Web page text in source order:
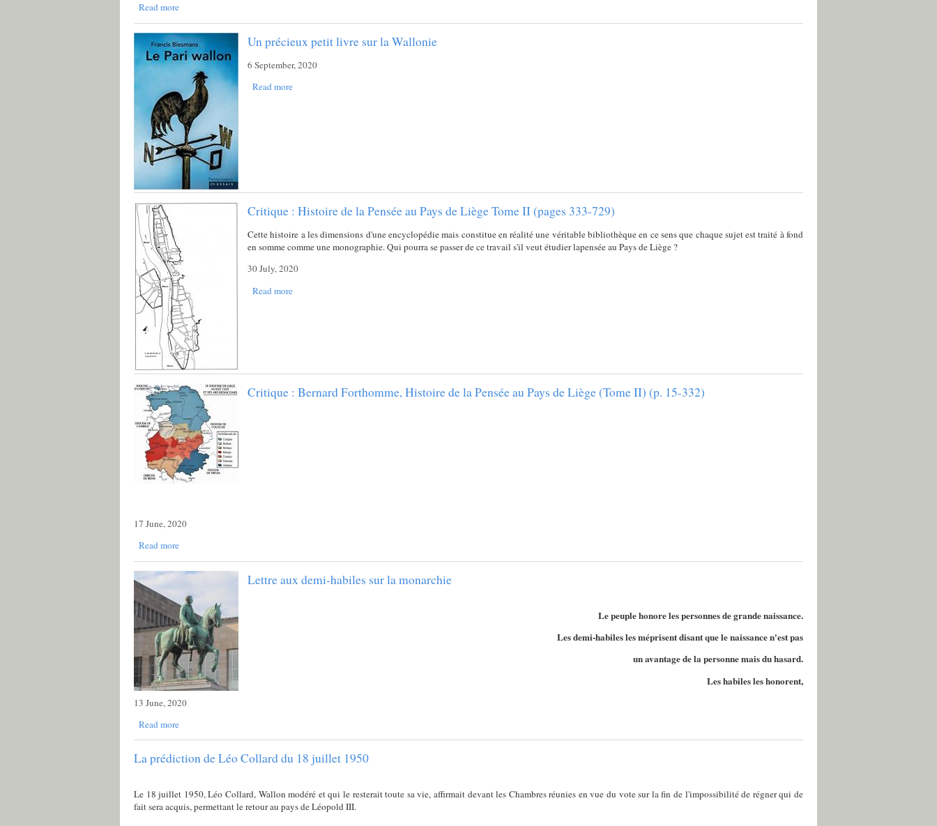
Read more
Un précieux petit livre sur la Wallonie
6 September, 2020
Read more
Critique : Histoire de la Pensée au Pays de Liège Tome II (pages 333-729)
Cette histoire a les dimensions d'une encyclopédie mais constitue en réalité une véritable bibliothèque en ce sens que chaque sujet est traité à fond
en somme comme une monographie. Qui pourra se passer de ce travail s'il veut étudier lapensée au Pays de Liège ?
30 July, 2020
Read more
Critique : Bernard Forthomme, Histoire de la Pensée au Pays de Liège (Tome II) (p. 15-332)
17 June, 2020
Read more
Lettre aux demi-habiles sur la monarchie
Le peuple honore les personnes de grande naissance.
Les demi-habiles les méprisent disant que le naissance n'est pas
un avantage de la personne mais du hasard.
Les habiles les honorent,
13 June, 2020
Read more
La prédiction de Léo Collard du 18 juillet 1950
Le 18 juillet 1950, Léo Collard, Wallon modéré et qui le resterait toute sa vie, affirmait devant les Chambres réunies en vue du vote sur la fin de l'impossibilité de régner qui de
fait sera acquis, permettant le retour au pays de Léopold III.